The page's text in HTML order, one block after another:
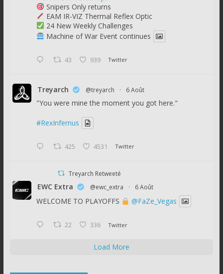
Snipers Only returns
EAM IR-VIZ Thermal Reflex Optic
24 New Weekly Challenges
Machine of War Event continues
43 939 Twitter
Treyarch @treyarch · 6 Août
"You were mine the moment you got here."
#RexInfernus
425 4531 Twitter
Treyarch Retweeté
EWC Extra @ewc_extra · 6 Août
WELCOME TO PLAYOFFS @FaZe_Vegas
22 336 Twitter
Load More